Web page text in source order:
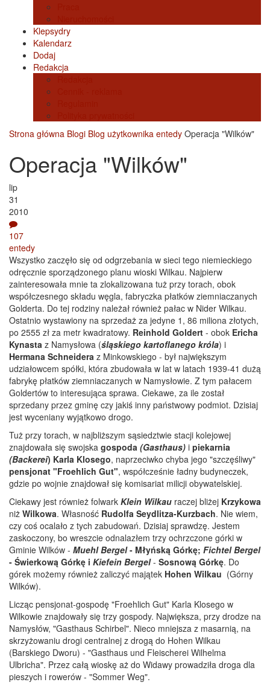
Klepsydry
Kalendarz
Dodaj
Redakcja
Strona główna Blogi Blog użytkownika entedy Operacja "Wilków"
Operacja "Wilków"
lip
31
2010
107
entedy
Wszystko zaczęło się od odgrzebania w sieci tego niemieckiego
odręcznie sporządzonego planu wioski Wilkau. Najpierw
zainteresowała mnie ta zlokalizowana tuż przy torach, obok
współczesnego składu węgla, fabryczka płatków ziemniaczanych
Golderta. Do tej rodziny należał również pałac w Nider Wilkau.
Ostatnio wystawiony na sprzedaż za jedyne 1, 86 miliona złotych,
po 2555 zł za metr kwadratowy. Reinhold Goldert - obok Ericha
Kynasta z Namysłowa (śląskiego kartoflanego króla) i
Hermana Schneidera z Minkowskiego - był największym
udziałowcem spółki, która zbudowała w lat w latach 1939-41 dużą
fabrykę płatków ziemniaczanych w Namysłowie. Z tym pałacem
Goldertów to interesująca sprawa. Ciekawe, za ile został
sprzedany przez gminę czy jakiś inny państwowy podmiot. Dzisiaj
jest wyceniany wyjątkowo drogo.
Tuż przy torach, w najbliższym sąsiedztwie stacji kolejowej
znajdowała się swojska gospoda (Gasthaus) i piekarnia
(Backerei) Karla Klosego, naprzeciwko chyba jego "szczęśliwy"
pensjonat "Froehlich Gut", współcześnie ładny budyneczek,
gdzie po wojnie znajdował się komisariat milicji obywatelskiej.
Ciekawy jest również folwark Klein Wilkau raczej bliżej Krzykowa
niż Wilkowa. Własność Rudolfa Seydlitza-Kurzbach. Nie wiem,
czy coś ocalało z tych zabudowań. Dzisiaj sprawdzę. Jestem
zaskoczony, bo wreszcie odnalazłem trzy ochrzczone górki w
Gminie Wilków - Muehl Bergel- Młyńską Górkę; Fichtel Bergel
- Świerkową Górkę i Kiefein Bergel- Sosnową Górkę. Do
górek możemy również zaliczyć majątek Hohen Wilkau (Górny
Wilków).
Licząc pensjonat-gospodę "Froehlich Gut" Karla Klosego w
Wilkowie znajdowały się trzy gospody. Największa, przy drodze na
Namysłów, "Gasthaus Schirbel". Nieco mniejsza z masarnią, na
skrzyżowaniu drogi centralnej z drogą do Hohen Wilkau
(Barskiego Dworu) - "Gasthaus und Fleischerei Wilhelma
Ulbricha". Przez całą wioskę aż do Widawy prowadziła droga dla
pieszych i rowerów - "Sommer Weg".